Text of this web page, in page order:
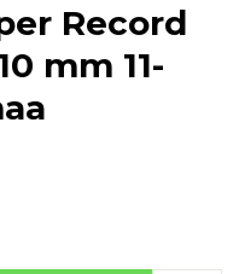
Record
mm 11-